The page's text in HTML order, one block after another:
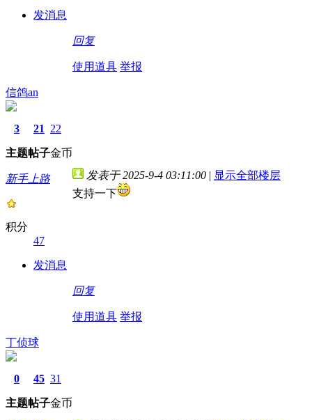
发消息
回复
使用道具 举报
信鸽an
3
主题
21
帖子
22
金币
新手上路
积分
47
发消息
发表于 2025-9-4 03:11:00 | 显示全部楼层
支持一下
回复
使用道具 举报
丁侦球
0
主题
45
帖子
31
金币